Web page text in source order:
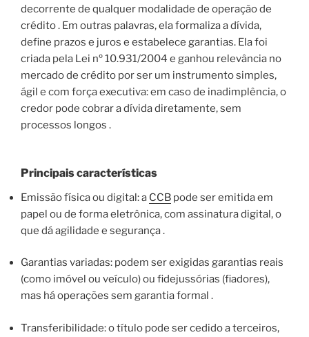
decorrente de qualquer modalidade de operação de
crédito . Em outras palavras, ela formaliza a dívida,
define prazos e juros e estabelece garantias. Ela foi
criada pela Lei nº 10.931/2004 e ganhou relevância no
mercado de crédito por ser um instrumento simples,
ágil e com força executiva: em caso de inadimplência, o
credor pode cobrar a dívida diretamente, sem
processos longos .
Principais características
Emissão física ou digital: a CCB pode ser emitida em
papel ou de forma eletrônica, com assinatura digital, o
que dá agilidade e segurança .
Garantias variadas: podem ser exigidas garantias reais
(como imóvel ou veículo) ou fidejussórias (fiadores),
mas há operações sem garantia formal .
Transferibilidade: o título pode ser cedido a terceiros,